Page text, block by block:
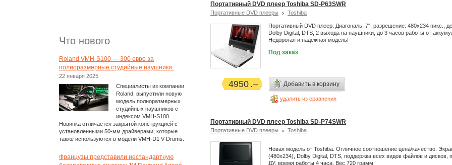
Портативный DVD плеер Toshiba SD-P63SWR
Портативные DVD плееры Toshiba
Портативный DVD плеер. Диагональ: 7", разрешение: 480x234 пикс.,
Dolby Digital, DTS, 2 выхода на наушники, до 3 часов работы от
Недорогая и надежная модель!
Под заказ
4950 Добавить в корзину
удалить из сравнения
Портативный DVD плеер Toshiba SD-P74SWR
Портативные DVD плееры Toshiba
Новая модель от Toshiba. Отличное соотношение цена/качество.
(480x234), Dolby Digital, DTS, поддержка всех видов файлов и дисков,
ДУ, время работы 4 часа. Вес 720 грамм.
Что нового
Roland VMH-S100 — 300 евро за
полноразмерные студийные наушники.
22 января 2025
Специалисты из компании
Roland, выпустили новую
модель полноразмерных
студийных наушников с
индексом VMH-S100.
Новинка отличается закрытой конструкцией с
установленными 50-мм драйверами, которые
также используются в модели VMH-D1 V-Drums.
Французы представили нестандартную